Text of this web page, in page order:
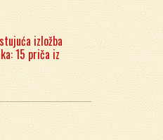
izložba
15 priča iz